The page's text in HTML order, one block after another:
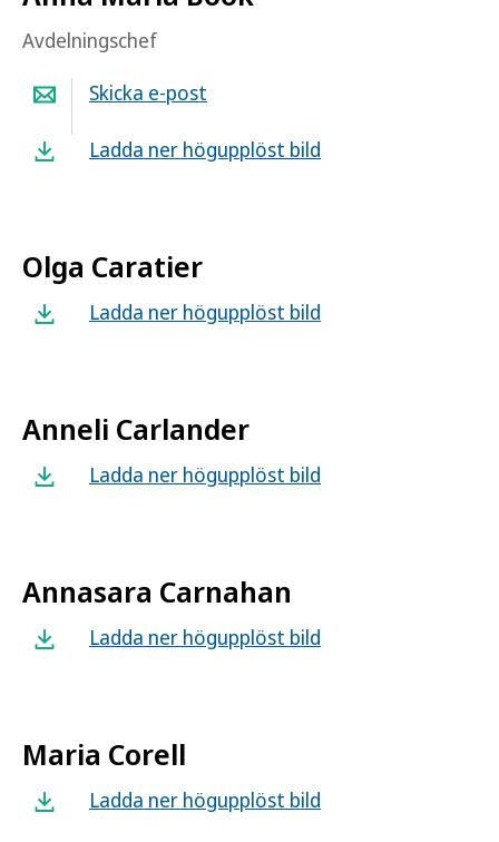
Avdelningschef
Skicka e-post
Ladda ner högupplöst bild
Olga Caratier
Ladda ner högupplöst bild
Anneli Carlander
Ladda ner högupplöst bild
Annasara Carnahan
Ladda ner högupplöst bild
Maria Corell
Ladda ner högupplöst bild